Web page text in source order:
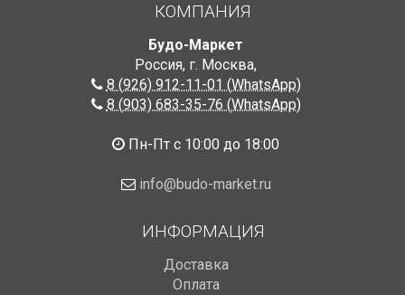
КОМПАНИЯ
Будо-Маркет
Россия, г. Москва,
8 (926) 912-11-01 (WhatsApp)
8 (903) 683-35-76 (WhatsApp)
Пн-Пт с 10:00 до 18:00
info@budo-market.ru
ИНФОРМАЦИЯ
Доставка
Оплата